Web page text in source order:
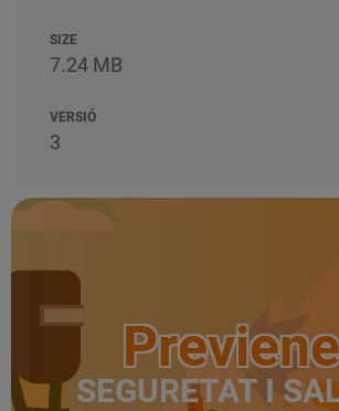
SIZE
7.24 MB
VERSIÓ
3
Previene
SEGURETAT I